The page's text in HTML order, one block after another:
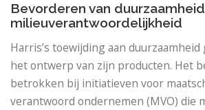
Bevorderen van
milieuverantwoordelijkheid
Harris’s toewijding aan
het ontwerp van zijn producten. Het
betrokken bij initiatieven voor
verantwoord ondernemen (MVO) die